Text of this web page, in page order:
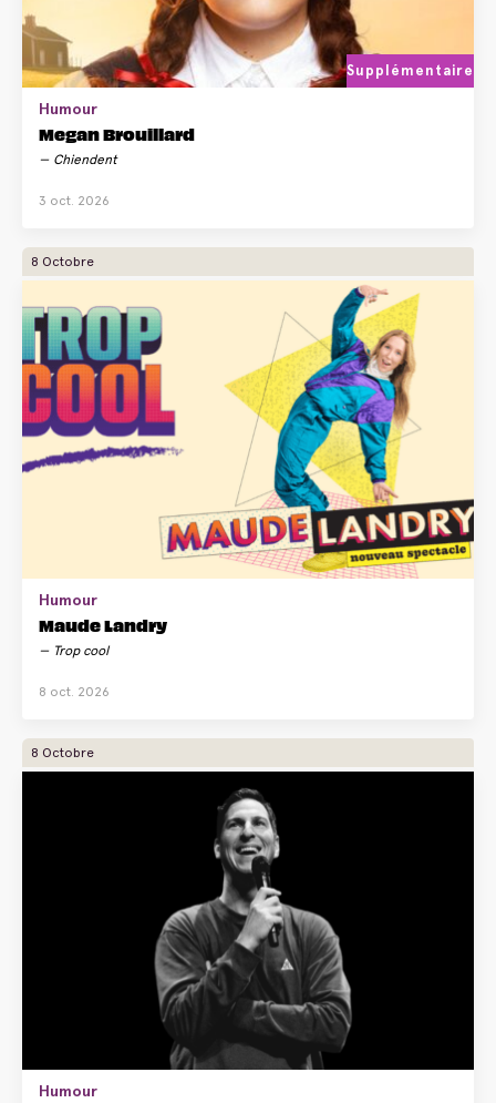
Supplémentaire
Humour
Megan Brouillard
Chiendent
3 oct. 2026
8 Octobre
Humour
Maude Landry
Trop cool
8 oct. 2026
8 Octobre
Humour